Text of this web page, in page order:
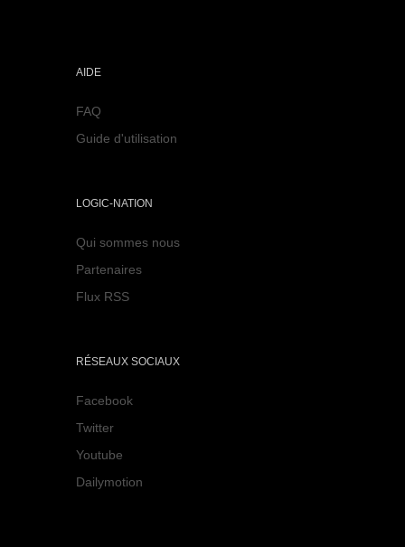
AIDE
FAQ
Guide d'utilisation
LOGIC-NATION
Qui sommes nous
Partenaires
Flux RSS
RÉSEAUX SOCIAUX
Facebook
Twitter
Youtube
Dailymotion